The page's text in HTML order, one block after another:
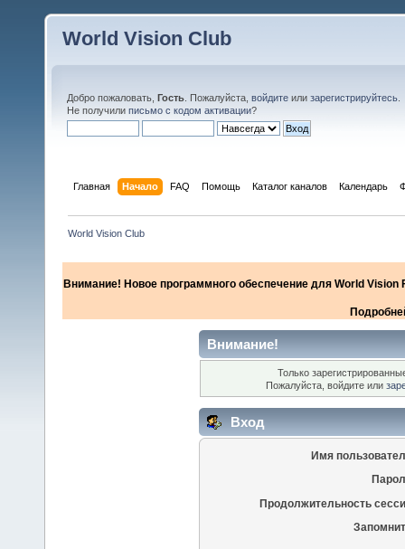
World Vision Club
Добро пожаловать, Гость . Пожалуйста, войдите или зарегистрируйтесь
Не получили письмо с кодом активации?
Главная Начало FAQ Помощь Каталог каналов Календарь
World Vision Club
Внимание! Новое программного обеспечение для World
Внимание!
Только
Пожалуйста, войдите или
Вход
Имя
Продолжительность